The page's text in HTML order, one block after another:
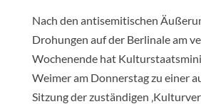
Nach den antisemitischen
Drohungen auf der Berlinale am
Wochenende hat
Weimer am Donnerstag zu einer
Sitzung der zuständigen